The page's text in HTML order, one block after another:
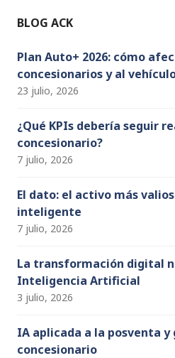
o
h
a
n
BLOG ACK
Plan Auto+ 2026: cómo
concesionarios y al
23 julio, 2026
¿Qué KPIs debería seguir
concesionario?
7 julio, 2026
El dato: el activo más
inteligente
7 julio, 2026
La transformación digital
Inteligencia Artificial
3 julio, 2026
IA aplicada a la posventa
concesionario